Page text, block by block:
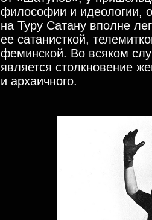
философии и идеологии,
на Туру Сатану вполне
ее сатанисткой,
феминской. Во всяком
является столкновение
и архаичного.